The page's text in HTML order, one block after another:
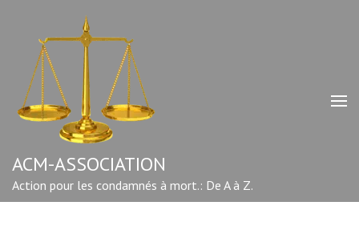
contenu
(Pressez
Entrée)
ACM-ASSOCIATION
Action pour les condamnés à mort.: De A à Z.